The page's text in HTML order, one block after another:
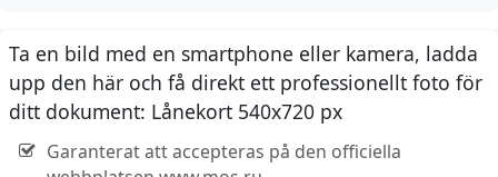
Ta en bild med en smartphone eller kamera, ladda
upp den här och få direkt ett professionellt foto för
ditt dokument: Lånekort 540x720 px
Garanterat att accepteras på den officiella